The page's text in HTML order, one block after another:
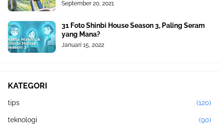
September 20, 2021
31 Foto Shinbi House Season 3, Paling Seram
yang Mana?
Januari 15, 2022
KATEGORI
tips (120)
teknologi (90)